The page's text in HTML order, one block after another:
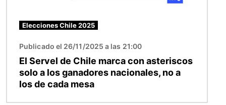
Elecciones Chile 2025
Publicado el 26/11/2025 a las 21:00
El Servel de Chile marca con asteriscos
solo a los ganadores nacionales, no a
los de cada mesa